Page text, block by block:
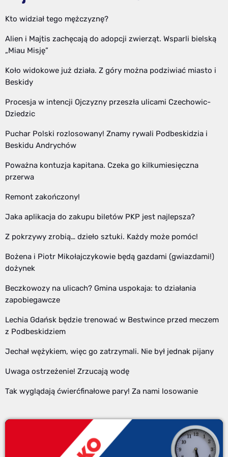
Kto widział tego mężczyznę?
Alien i Majtis zachęcają do adopcji zwierząt. Wsparli bielską
„Miau Misję”
Koło widokowe już działa. Z góry można podziwiać miasto i
Beskidy
Procesja w intencji Ojczyzny przeszła ulicami Czechowic-
Dziedzic
Puchar Polski rozlosowany! Znamy rywali Podbeskidzia i
Beskidu Andrychów
Poważna kontuzja kapitana. Czeka go kilkumiesięczna
przerwa
Remont zakończony!
Jaka aplikacja do zakupu biletów PKP jest najlepsza?
Z pokrzywy zrobią… dzieło sztuki. Każdy może pomóc!
Bożena i Piotr Mikołajczykowie będą gazdami (gwiazdami!)
dożynek
Beczkowozy na ulicach? Gmina uspokaja: to działania
zapobiegawcze
Lechia Gdańsk będzie trenować w Bestwince przed meczem
z Podbeskidziem
Jechał wężykiem, więc go zatrzymali. Nie był jednak pijany
Uwaga ostrzeżenie! Zrzucają wodę
Tak wyglądają ćwierćfinałowe pary! Za nami losowanie